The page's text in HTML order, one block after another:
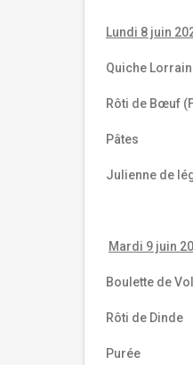
Lundi 8 juin
Quiche
Rôti de Bœuf
Pâtes
Julienne de
Mardi 9 juin
Boulette de
Rôti de Dinde
Purée